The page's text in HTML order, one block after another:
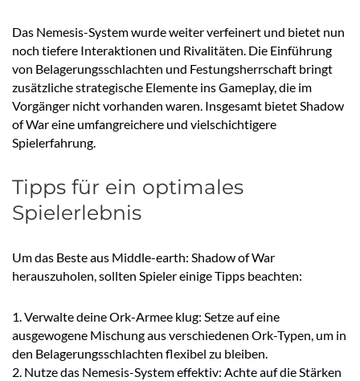
Das Nemesis-System wurde weiter verfeinert und bietet nun
noch tiefere Interaktionen und Rivalitäten. Die Einführung
von Belagerungsschlachten und Festungsherrschaft bringt
zusätzliche strategische Elemente ins Gameplay, die im
Vorgänger nicht vorhanden waren. Insgesamt bietet Shadow
of War eine umfangreichere und vielschichtigere
Spielerfahrung.
Tipps für ein optimales
Spielerlebnis
Um das Beste aus Middle-earth: Shadow of War
herauszuholen, sollten Spieler einige Tipps beachten:
1. Verwalte deine Ork-Armee klug: Setze auf eine
ausgewogene Mischung aus verschiedenen Ork-Typen, um in
den Belagerungsschlachten flexibel zu bleiben.
2. Nutze das Nemesis-System effektiv: Achte auf die Stärken